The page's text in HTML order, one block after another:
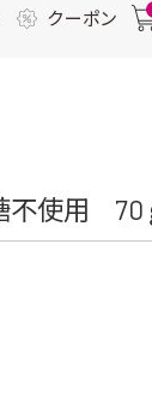
クーポン
不使用 70